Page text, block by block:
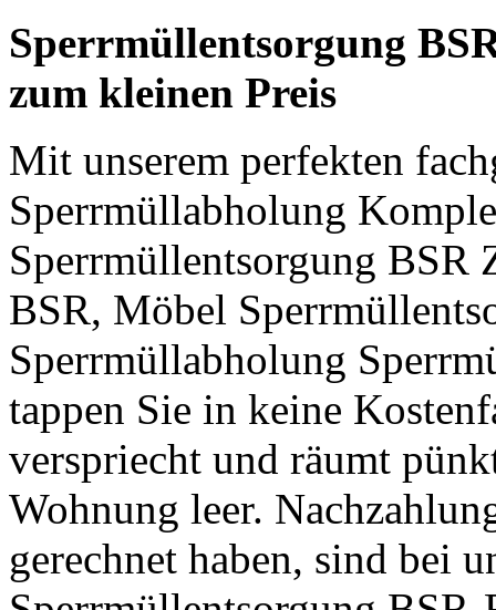
Sperrmüllentsorgung
zum kleinen Preis
Mit unserem perfekten
Sperrmüllabholung
Sperrmüllentsorgung BSR
BSR, Möbel
Sperrmüllabholung
tappen Sie in keine
verspriecht und räumt
Wohnung leer.
gerechnet haben, sind bei